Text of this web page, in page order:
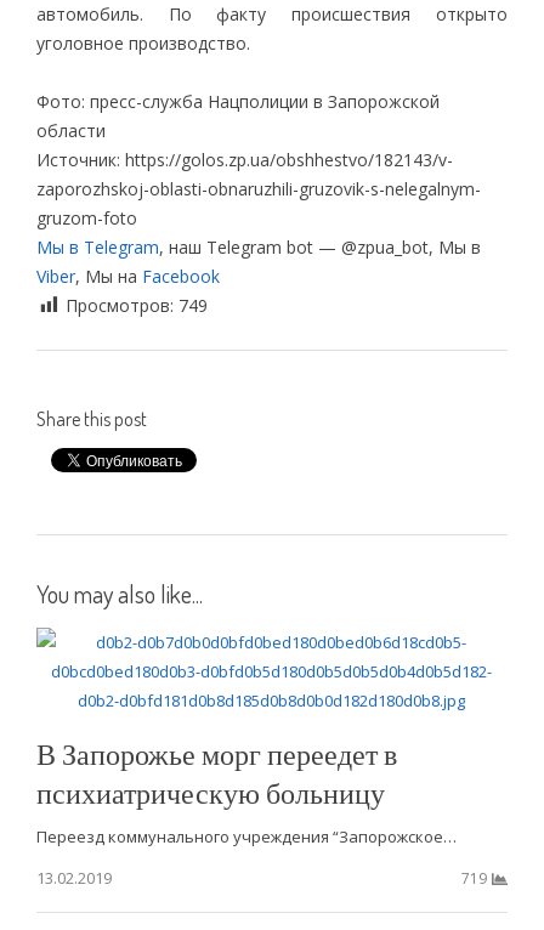
автомобиль. По факту происшествия открыто
уголовное производство.
Фото: пресс-служба Нацполиции в Запорожской
области
Источник: https://golos.zp.ua/obshhestvo/182143/v-
zaporozhskoj-oblasti-obnaruzhili-gruzovik-s-nelegalnym-
gruzom-foto
Мы в Telegram, наш Telegram bot — @zpua_bot, Мы в
Viber, Мы на Facebook
Просмотров: 749
Share this post
You may also like...
В Запорожье морг переедет в
психиатрическую больницу
Переезд коммунального учреждения “Запорожское…
13.02.2019
719